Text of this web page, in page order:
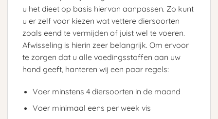
u het dieet op basis hiervan aanpassen. Zo kunt
u er zelf voor kiezen wat vettere diersoorten
zoals eend te vermijden of juist wel te voeren.
Afwisseling is hierin zeer belangrijk. Om ervoor
te zorgen dat u alle voedingsstoffen aan uw
hond geeft, hanteren wij een paar regels:
Voer minstens 4 diersoorten in de maand
Voer minimaal eens per week vis